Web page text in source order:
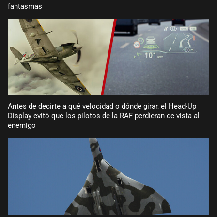
fantasmas
Antes de decirte a qué velocidad o dónde girar, el Head-Up
Display evitó que los pilotos de la RAF perdieran de vista al
enemigo